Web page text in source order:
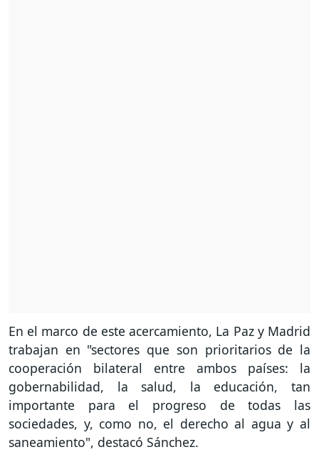
En el marco de este acercamiento, La Paz y Madrid
trabajan en "sectores que son prioritarios de la
cooperación bilateral entre ambos países: la
gobernabilidad, la salud, la educación, tan
importante para el progreso de todas las
sociedades, y, como no, el derecho al agua y al
saneamiento", destacó Sánchez.